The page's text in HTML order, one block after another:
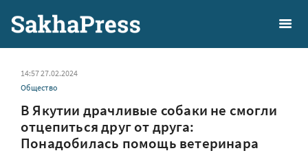
14:57 27.02.2024
Общество
В Якутии драчливые собаки не смогли
отцепиться друг от друга:
Понадобилась помощь ветеринара